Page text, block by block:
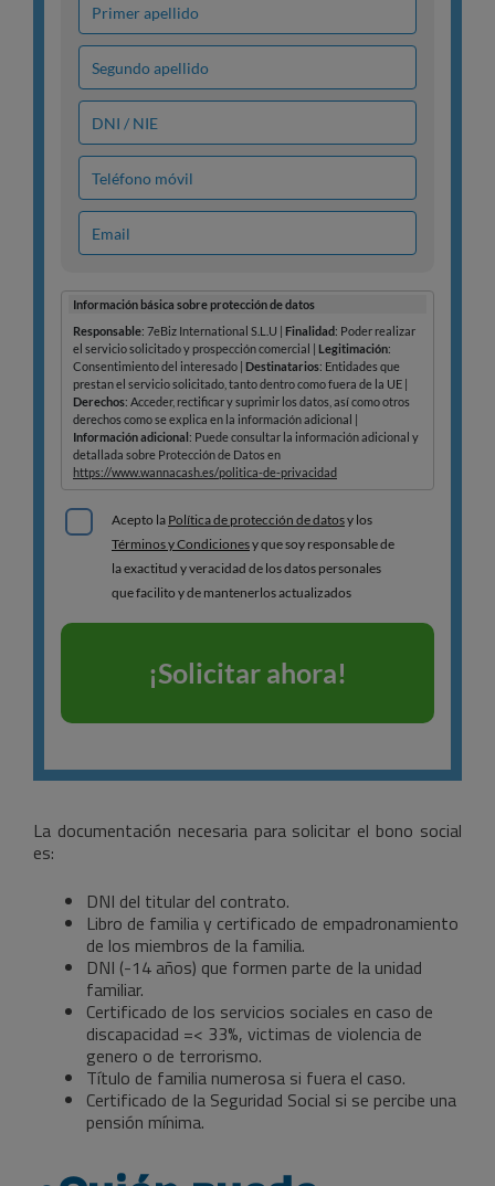
La documentación necesaria para solicitar el bono social
es:
DNI del titular del contrato.
Libro de familia y certificado de empadronamiento
de los miembros de la familia.
DNI (-14 años) que formen parte de la unidad
familiar.
Certificado de los servicios sociales en caso de
discapacidad =< 33%, victimas de violencia de
genero o de terrorismo.
Título de familia numerosa si fuera el caso.
Certificado de la Seguridad Social si se percibe una
pensión mínima.